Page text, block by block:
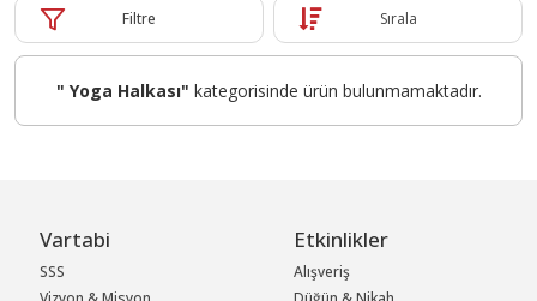
Filtre Sırala
" Yoga Halkası" kategorisinde ürün bulunmamaktadır.
Vartabi
SSS
Etkinlikler
Alışveriş